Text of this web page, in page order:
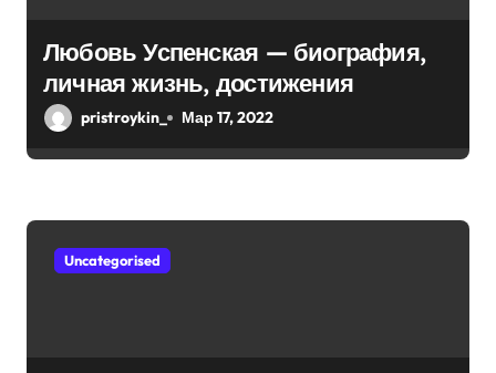
Любовь Успенская — биография,
личная жизнь, достижения
pristroykin_ Мар 17, 2022
Uncategorised